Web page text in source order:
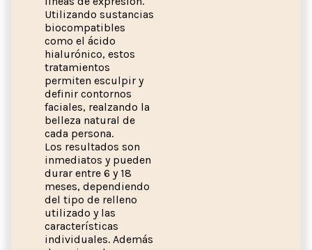
Utilizando sustancias
biocompatibles
como el ácido
hialurónico, estos
tratamientos
permiten esculpir y
definir contornos
faciales, realzando la
belleza natural de
cada persona.
Los resultados son
inmediatos y pueden
durar entre 6 y 18
meses, dependiendo
del tipo de relleno
utilizado y las
características
individuales. Además